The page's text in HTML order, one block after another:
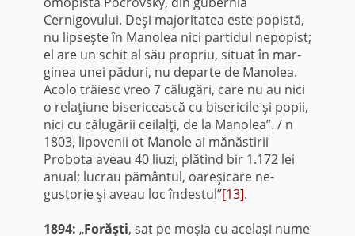
Cernigovului. Deşi majoritatea este popistă,
nu lipseşte în Manolea nici partidul nepopist;
el are un schit al său propriu, situat în mar­
ginea unei păduri, nu departe de Manolea.
Acolo trăiesc vreo 7 călugări, care nu au nici
o relaţiune bisericească cu bisericile şi popii,
nici cu călugării ceilalţi, de la Manolea”. / n
1803, lipovenii ot Ma­nole ai mănăstirii
Probota aveau 40 liuzi, plătind bir 1.172 lei
anual; lucrau pământul, oareşicare ne­
gustorie şi aveau loc îndestul”[13].
1894: „Forăşti, sat pe moşia cu acelaşi nume